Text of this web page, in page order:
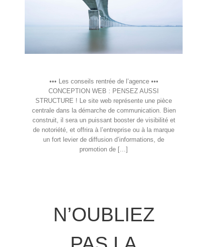
••• Les conseils rentrée de l’agence •••
CONCEPTION WEB : PENSEZ AUSSI
STRUCTURE ! Le site web représente une pièce
centrale dans la démarche de communication. Bien
construit, il sera un puissant booster de visibilité et
de notoriété, et offrira à l’entreprise ou à la marque
un fort levier de diffusion d’informations, de
promotion de […]
N’OUBLIEZ